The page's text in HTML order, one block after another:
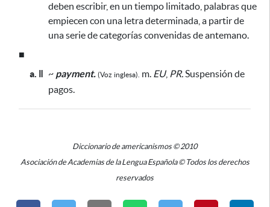
deben escribir, en un tiempo limitado, palabras que
empiecen con una letra determinada, a partir de
una serie de categorías convenidas de antemano.
■
a. ǁ ~ payment. (Voz inglesa). m. EU, PR.Suspensión de
pagos.
Diccionario de americanismos © 2010
Asociación de Academias de la Lengua Española © Todos los derechos
reservados